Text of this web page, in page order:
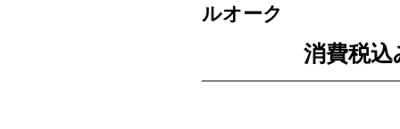
ルオーク
消費税